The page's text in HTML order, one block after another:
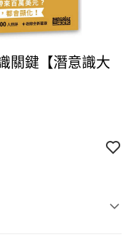
關鍵【潛意識大